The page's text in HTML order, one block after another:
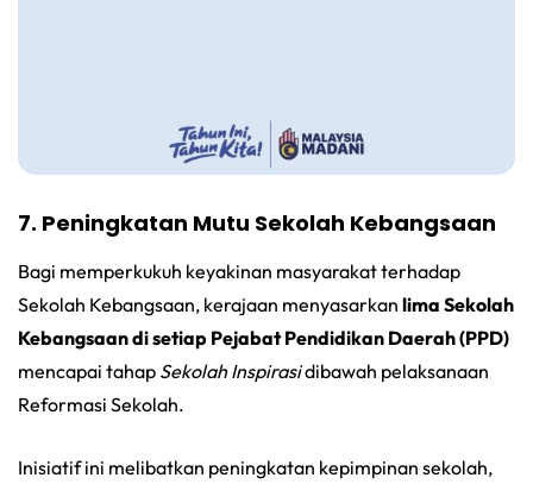
7. Peningkatan Mutu Sekolah Kebangsaan
Bagi memperkukuh keyakinan masyarakat terhadap
Sekolah Kebangsaan, kerajaan menyasarkan lima Sekolah
Kebangsaan di setiap Pejabat Pendidikan Daerah (PPD)
mencapai tahap Sekolah Inspirasidibawah pelaksanaan
Reformasi Sekolah.
Inisiatif ini melibatkan peningkatan kepimpinan sekolah,